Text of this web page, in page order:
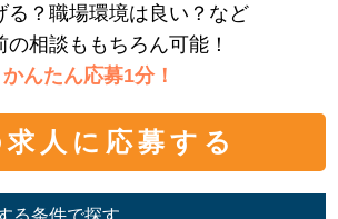
る？職場環境は良い？など
の相談ももちろん可能！
かんたん応募1分！
求人に応募する
る条件で探す